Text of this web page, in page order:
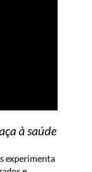
à saúde
experimenta